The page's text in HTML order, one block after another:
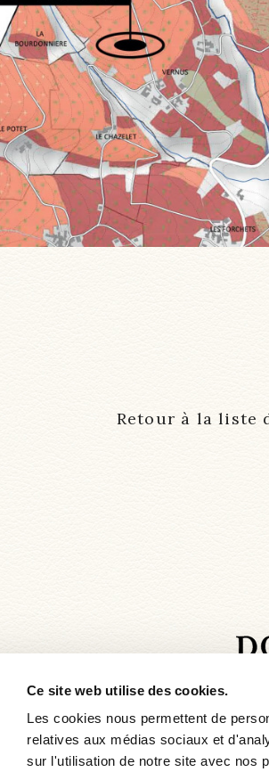
Ce site web utilise des cookies.
Les cookies nous permettent de
relatives aux médias sociaux et
sur l'utilisation de notre site avec nos
Retour à la liste
437 route de Vernus
69430 RÉGNIÉ-DURETTE
Itinéraire